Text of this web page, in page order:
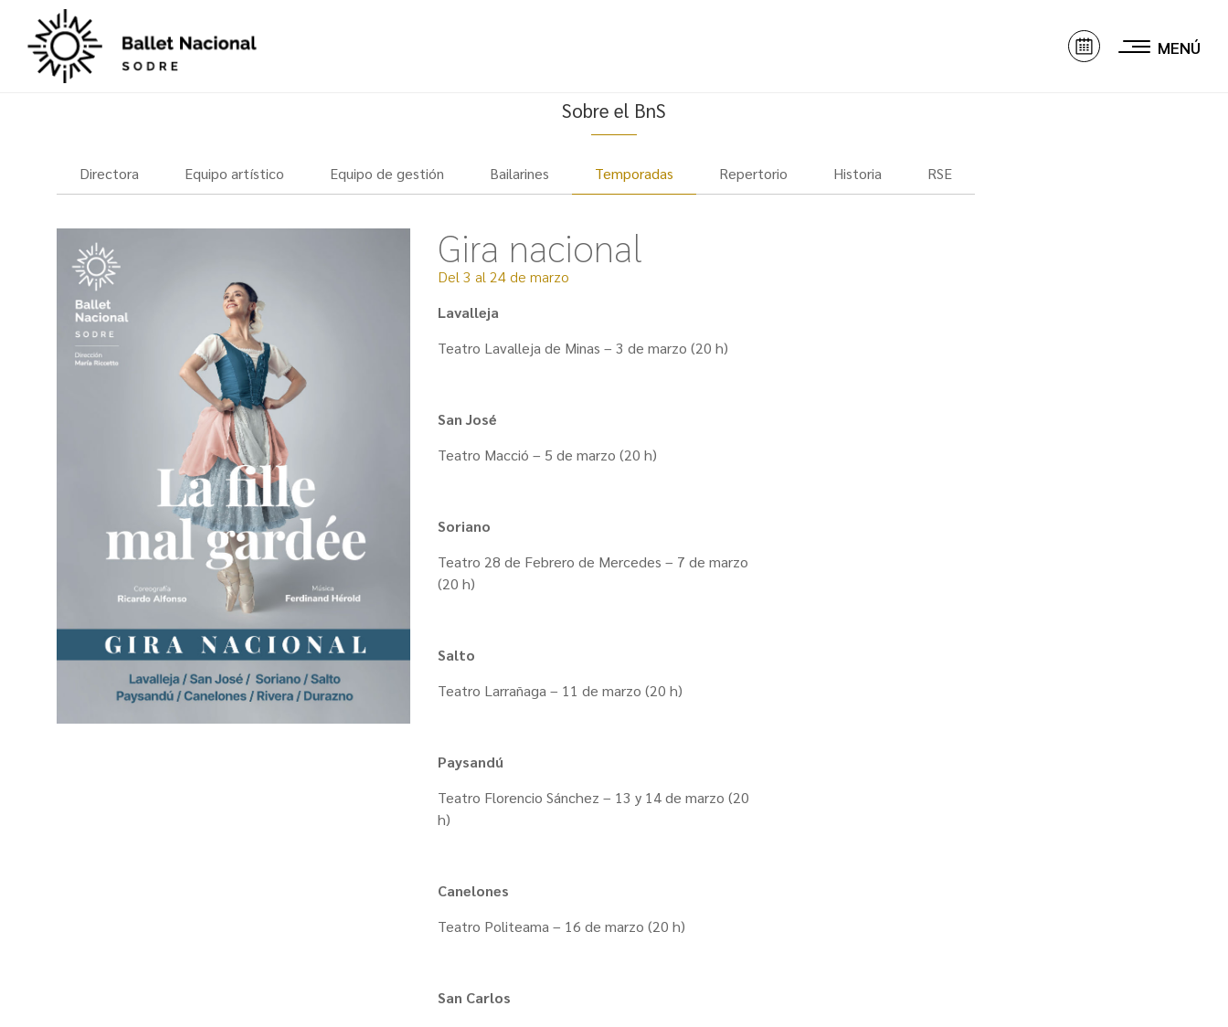
MENÚ
Sobre el BnS
Directora Equipo artístico Equipo de gestión Bailarines Temporadas Repertorio Historia RSE
Gira nacional
Del 3 al 24 de marzo
Lavalleja
Teatro Lavalleja de Minas – 3 de marzo (20 h)
San José
Teatro Macció – 5 de marzo (20 h)
Soriano
Teatro 28 de Febrero de Mercedes – 7 de marzo
(20 h)
Salto
Teatro Larrañaga – 11 de marzo (20 h)
Paysandú
Teatro Florencio Sánchez – 13 y 14 de marzo (20
h)
Canelones
Teatro Politeama – 16 de marzo (20 h)
San Carlos